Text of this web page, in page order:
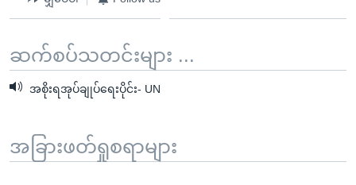
ဆက်စပ်သတင်းများ ...
အစိုးရအုပ်ချုပ်ရေးပိုင်း- UN
အခြားဖတ်ရှုစရာများ